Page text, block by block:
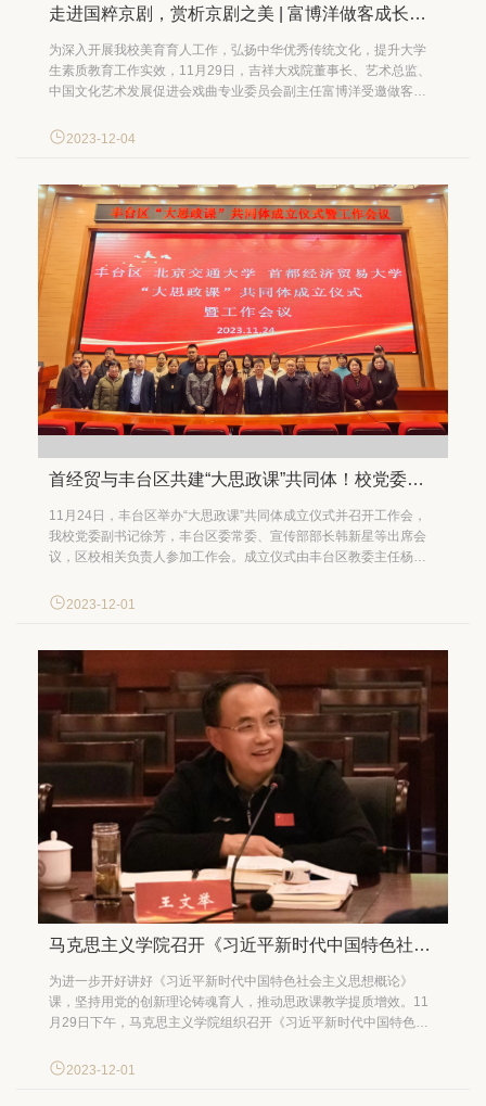
走进国粹京剧，赏析京剧之美 | 富博洋做客成长课堂
为深入开展我校美育育人工作，弘扬中华优秀传统文化，提升大学
生素质教育工作实效，11月29日，吉祥大戏院董事长、艺术总监、
中国文化艺术发展促进会戏曲专业委员会副主任富博洋受邀做客成
由党委学生工作部、文化与传播学院、国学与艺术中心联合主办，
2023-12-04
首经贸与丰台区共建“大思政课”共同体！校党委副书记徐芳出席成立仪式
11月24日，丰台区举办“大思政课”共同体成立仪式并召开工作会，
我校党委副书记徐芳，丰台区委常委、宣传部部长韩新星等出席会
议，区校相关负责人参加工作会。成立仪式由丰台区教委主任杨晓
同体的成立表示祝贺。徐芳重点介绍了近年来学校落实立德树人根
2023-12-01
马克思主义学院召开《习近平新时代中国特色社会主义思想概论》课集体备课会暨思想政治理论课教师座谈会
为进一步开好讲好《习近平新时代中国特色社会主义思想概论》
课，坚持用党的创新理论铸魂育人，推动思政课教学提质增效。11
月29日下午，马克思主义学院组织召开《习近平新时代中国特色社
委书记王文举，校党委副书记、校长吴卫星，副校长李小牧，学院
2023-12-01